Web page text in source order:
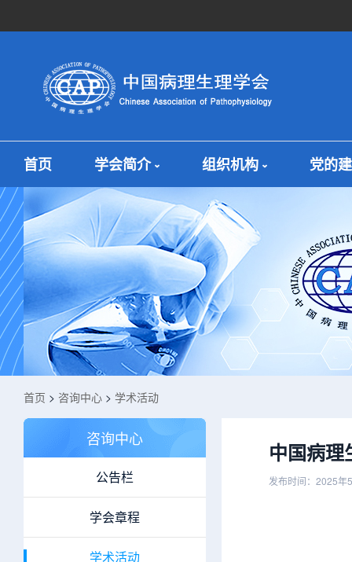
首页 学会简介 组织机构 党的
首页 > 咨询中心 > 学术活动
咨询中心
公告栏
学会章程
学术活动
中国病理
发布时间：2025年